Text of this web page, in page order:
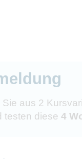
aus 2
testen diese 4